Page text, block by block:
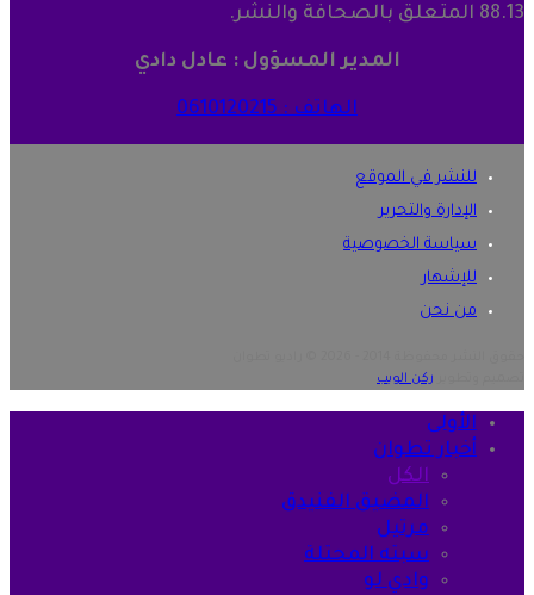
88.13 المتعلق بالصحافة والنشر.
المدير المسؤول : عادل دادي
الهاتف : 0610120215
للنشر في الموقع
الإدارة والتحرير
سياسة الخصوصية
للإشهار
من نحن
ركن الويب
الأولى
أخبار تطوان
الكل
المضيق الفنيدق
مرتيل
سبته المحتلة
وادي لو